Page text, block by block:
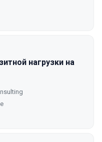
нагрузки на